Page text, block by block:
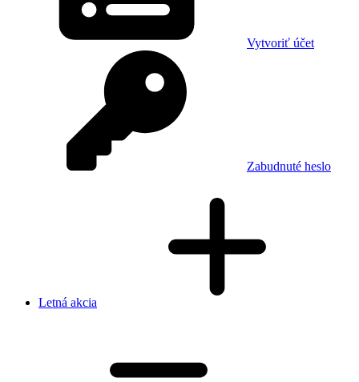
Vytvoriť účet
Zabudnuté heslo
Letná akcia